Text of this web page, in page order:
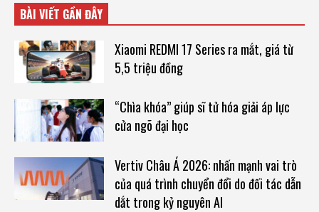
BÀI VIẾT GẦN ĐÂY
Xiaomi REDMI 17 Series ra mắt, giá từ
5,5 triệu đồng
“Chìa khóa” giúp sĩ tử hóa giải áp lực
cửa ngõ đại học
Vertiv Châu Á 2026: nhấn mạnh vai trò
của quá trình chuyển đổi do đối tác dẫn
dắt trong kỷ nguyên AI